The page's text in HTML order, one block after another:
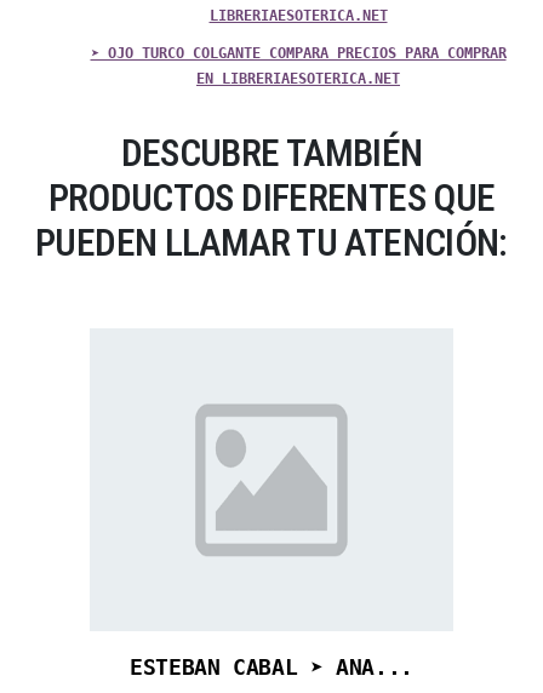
LIBRERIAESOTERICA.NET
➤ OJO TURCO COLGANTE COMPARA PRECIOS PARA COMPRAR
EN LIBRERIAESOTERICA.NET
DESCUBRE TAMBIÉN
PRODUCTOS DIFERENTES QUE
PUEDEN LLAMAR TU ATENCIÓN:
ESTEBAN CABAL ➤ ANA...